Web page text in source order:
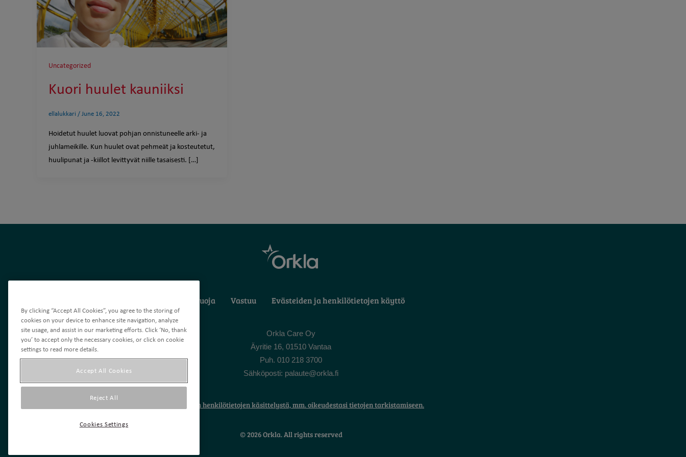
Uncategorized
Kuori huulet kauniiksi
ellalukkari / June 16, 2022
Hoidetut huulet luovat pohjan onnistuneelle arki- ja
juhlameikille. Kun huulet ovat pehmeät ja kosteutetut,
huulipunat ja -kiillot levittyvät niille tasaisesti. […]
Tietosuoja Vastuu Evästeiden ja henkilötietojen käyttö
Orkla Care Oy
Äyritie 16, 01510 Vantaa
Puh. 010 218 3700
Sähköposti: palaute@orkla.fi
Tietoa Orklan henkilötietojen käsittelystä, mm. oikeudestasi tietojen tarkistamiseen.
© 2026 Orkla. All rights reserved
By clicking “Accept All Cookies”, you agree to the storing of
cookies on your device to enhance site navigation, analyze
site usage, and assist in our marketing efforts. Click ‘No, thank
you’ to accept only the necessary cookies, or click on cookie
settings to read more details.
Accept All Cookies
Reject All
Cookies Settings